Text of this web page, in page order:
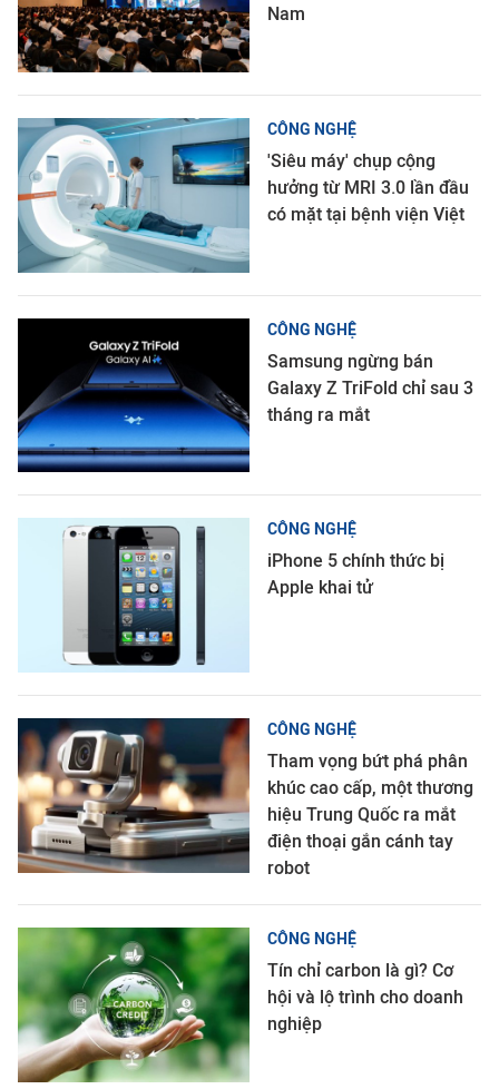
Nam
CÔNG NGHỆ
'Siêu máy' chụp cộng
hưởng từ MRI 3.0 lần đầu
có mặt tại bệnh viện Việt
CÔNG NGHỆ
Samsung ngừng bán
Galaxy Z TriFold chỉ sau 3
tháng ra mắt
CÔNG NGHỆ
iPhone 5 chính thức bị
Apple khai tử
CÔNG NGHỆ
Tham vọng bứt phá phân
khúc cao cấp, một thương
hiệu Trung Quốc ra mắt
điện thoại gắn cánh tay
robot
CÔNG NGHỆ
Tín chỉ carbon là gì? Cơ
hội và lộ trình cho doanh
nghiệp